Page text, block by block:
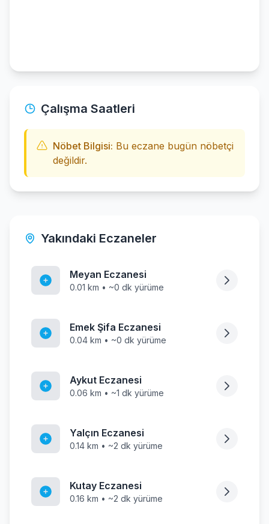
Çalışma Saatleri
Nöbet Bilgisi: Bu eczane bugün nöbetçi
değildir.
Yakındaki Eczaneler
Meyan Eczanesi
0.01 km • ~0 dk yürüme
Emek Şifa Eczanesi
0.04 km • ~0 dk yürüme
Aykut Eczanesi
0.06 km • ~1 dk yürüme
Yalçın Eczanesi
0.14 km • ~2 dk yürüme
Kutay Eczanesi
0.16 km • ~2 dk yürüme